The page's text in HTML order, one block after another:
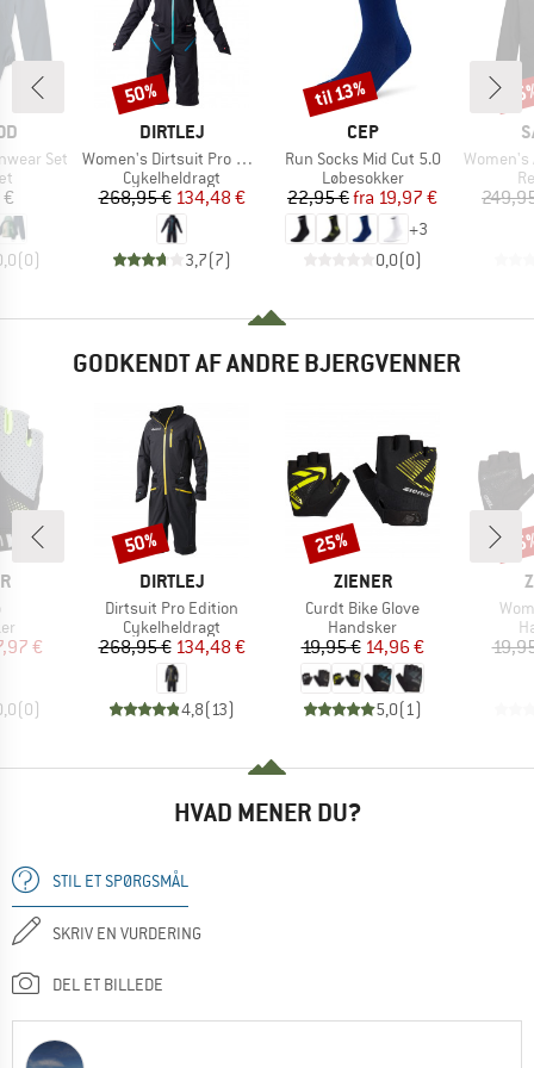
Set
(0)
MÆRKE
DIRTLEJ
Artikel
Women's Dirtsuit Pro Edition
Produktgruppe
Cykelheldragt
Pris
268,95 €Nedsat pris
134,48 €
3,7(7)
Rabat
50%
MÆRKE
CEP
Artikel
Run Socks Mid Cut 5.0
Produktgruppe
Løbesokker
Pris
22,95 € Nedsat pris
fra 19,97 €
+3
0,0(0)
Rabat
til 13%
Artikel
Women's
GODKENDT AF ANDRE BJERGVENNER
pris
€
(0)
MÆRKE
DIRTLEJ
Artikel
Dirtsuit Pro Edition
Produktgruppe
Cykelheldragt
Pris
268,95 €Nedsat pris
134,48 €
4,8(13)
Rabat
50%
MÆRKE
ZIENER
Artikel
Curdt Bike Glove
Produktgruppe
Handsker
Pris
19,95 €Nedsat pris
14,96 €
5,0(1)
Rabat
25%
HVAD MENER DU?
STIL ET SPØRGSMÅL
SKRIV EN VURDERING
DEL ET BILLEDE